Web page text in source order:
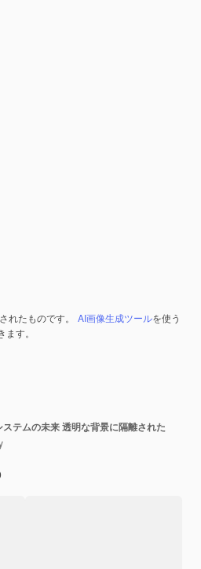
れたものです。 AI画像生成ツールを使う
す。
テムの未来 透明な背景に隔離された